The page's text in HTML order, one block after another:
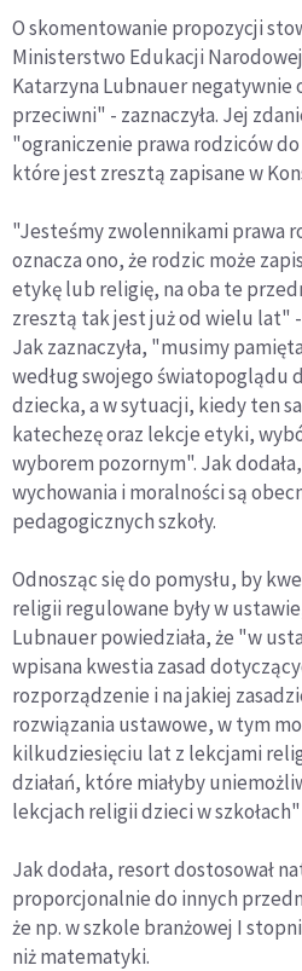
O skomentowanie propozycji
Ministerstwo Edukacji
Katarzyna Lubnauer negatywnie
przeciwni" - zaznaczyła. Jej
"ograniczenie prawa rodziców
które jest zresztą zapisane w
"Jesteśmy zwolennikami prawa
oznacza ono, że rodzic może
etykę lub religię, na oba te
zresztą tak jest już od wielu lat"
Jak zaznaczyła, "musimy
według swojego światopoglądu
dziecka, a w sytuacji, kiedy ten
katechezę oraz lekcje etyki,
wyborem pozornym". Jak
wychowania i moralności są
pedagogicznych szkoły.
Odnosząc się do pomysłu, by
religii regulowane były w
Lubnauer powiedziała, że "w
wpisana kwestia zasad
rozporządzenie i na jakiej
rozwiązania ustawowe, w tym
kilkudziesięciu lat z lekcjami
działań, które miałyby
lekcjach religii dzieci w szkołach"
Jak dodała, resort dostosował
proporcjonalnie do innych
że np. w szkole branżowej I
niż matematyki.